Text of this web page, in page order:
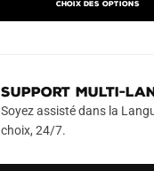
Choix des options
a
Les
options
peuvent
SUPPORT MULTI-
Soyez assisté dans la
choix, 24/7.